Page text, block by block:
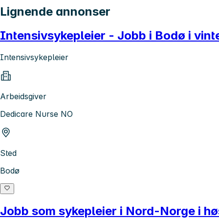
Lignende annonser
Intensivsykepleier - Jobb i Bodø i
Intensivsykepleier
Arbeidsgiver
Dedicare Nurse NO
Sted
Bodø
Jobb som sykepleier i Nord-Norge i